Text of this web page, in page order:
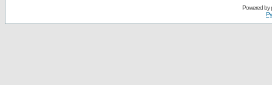
Powered by